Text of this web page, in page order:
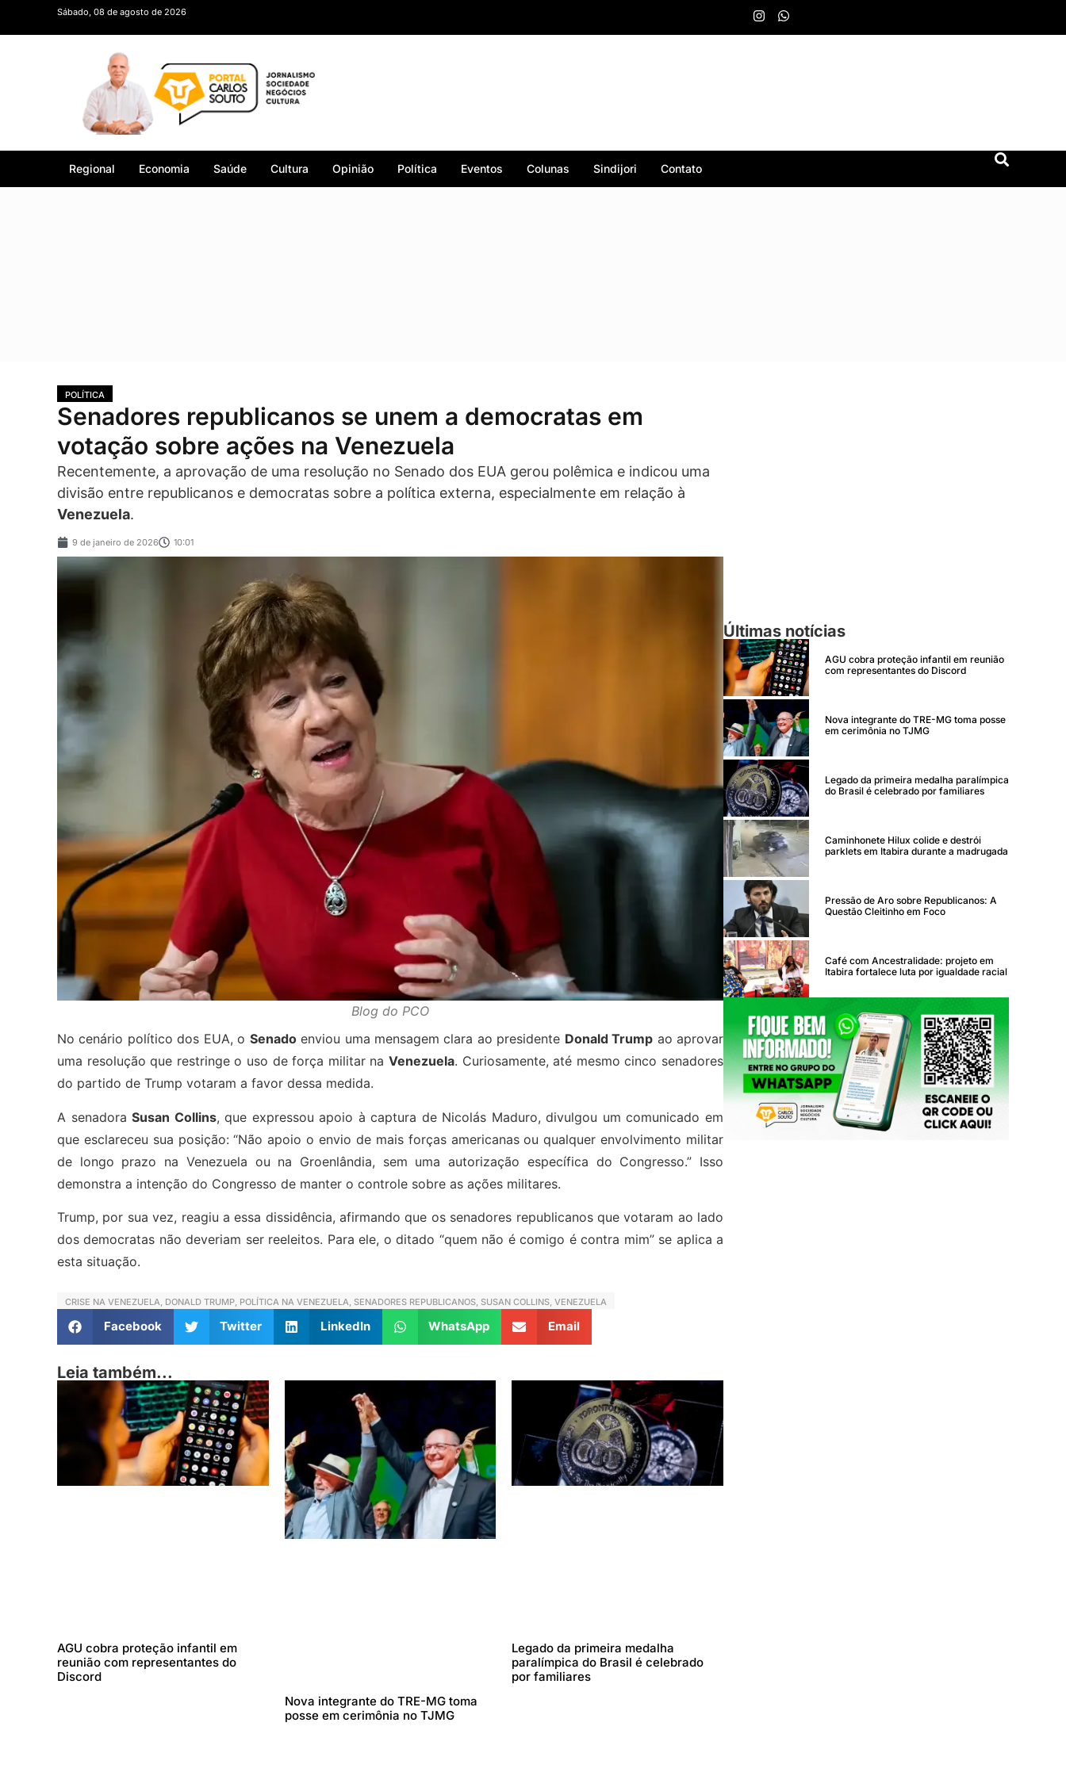
Sábado, 08 de agosto de 2026
Regional Economia Saúde Cultura Opinião Política Eventos Colunas Sindijori Contato
POLÍTICA
Senadores republicanos se unem a democratas em
votação sobre ações na Venezuela
Recentemente, a aprovação de uma resolução no Senado dos EUA gerou polêmica e indicou uma
divisão entre republicanos e democratas sobre a política externa, especialmente em relação à
Venezuela.
9 de janeiro de 2026 10:01
Blog do PCO
No cenário político dos EUA, o Senadoenviou uma mensagem clara ao presidente Donald Trump ao aprovar
uma resolução que restringe o uso de força militar na Venezuela. Curiosamente, até mesmo cinco senadores
do partido de Trump votaram a favor dessa medida.
A senadoraSusan Collins, que expressou apoio à captura de Nicolás Maduro, divulgou um comunicado em
que esclareceu sua posição: “Não apoio o envio de mais forças americanas ou qualquer envolvimento militar
de longo prazo na Venezuela ou na Groenlândia, sem uma autorização específica do Congresso.” Isso
demonstra a intenção do Congresso de manter o controle sobre as ações militares.
Trump, por sua vez, reagiu a essa dissidência, afirmando que os senadores republicanos que votaram ao lado
dos democratas não deveriam ser reeleitos. Para ele, o ditado “quem não é comigo é contra mim” se aplica a
esta situação.
CRISE NA VENEZUELA DONALD TRUMP POLÍTICA NA VENEZUELA SENADORES REPUBLICANOS SUSAN COLLINS VENEZUELA
Facebook Twitter LinkedIn WhatsApp Email
Leia também...
AGU cobra proteção infantil em
reunião com representantes do
Discord
Nova integrante do TRE-MG toma
posse em cerimônia no TJMG
Legado da primeira medalha
paralímpica do Brasil é celebrado
por familiares
Últimas notícias
AGU cobra proteção infantil em reunião
com representantes do Discord
Nova integrante do TRE-MG toma posse
em cerimônia no TJMG
Legado da primeira medalha paralímpica
do Brasil é celebrado por familiares
Caminhonete Hilux colide e destrói
parklets em Itabira durante a madrugada
Pressão de Aro sobre Republicanos: A
Questão Cleitinho em Foco
Café com Ancestralidade: projeto em
Itabira fortalece luta por igualdade racial